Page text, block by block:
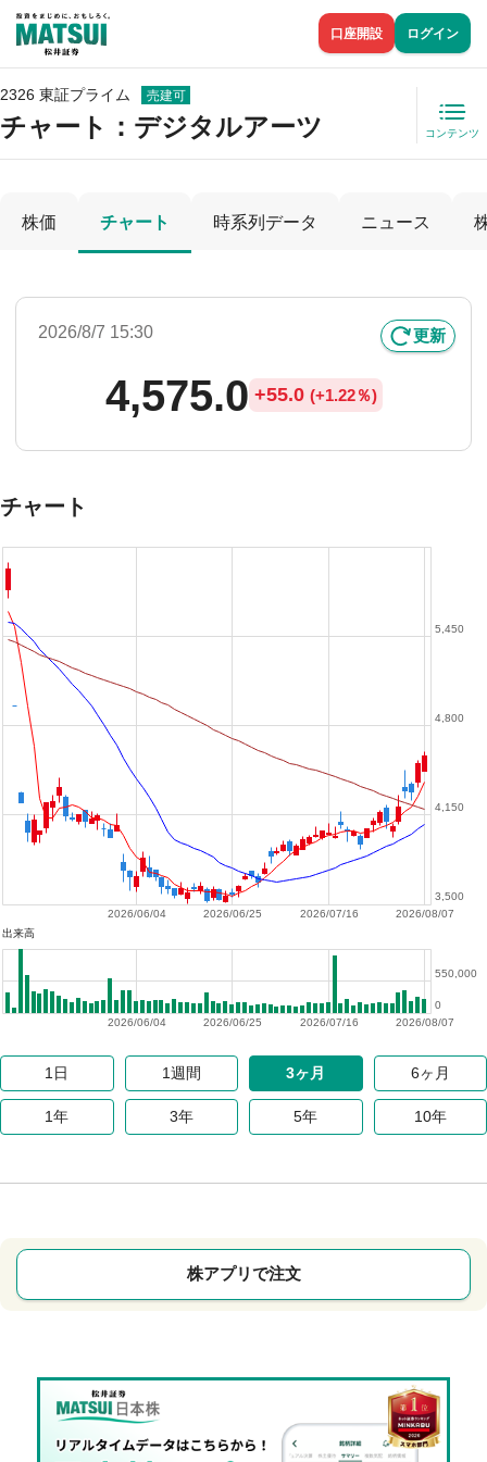
口座開設 ログイン
2326 東証プライム 売建可
チャート： デジタルアーツ コンテンツ
株価 チャート 時系列データ ニュース
2026/8/7 15:30 更新
4,575.0 +55.0 (+1.22％)
チャート
2026/08/07
2026/07/16
2026/06/25
2026/06/04
3,500
4,150
4,800
5,450
出来高
2026/08/07
2026/07/16
2026/06/25
2026/06/04
0
550,000
1日 1週間 3ヶ月 6ヶ月
1年 3年 5年 10年
株アプリで注文